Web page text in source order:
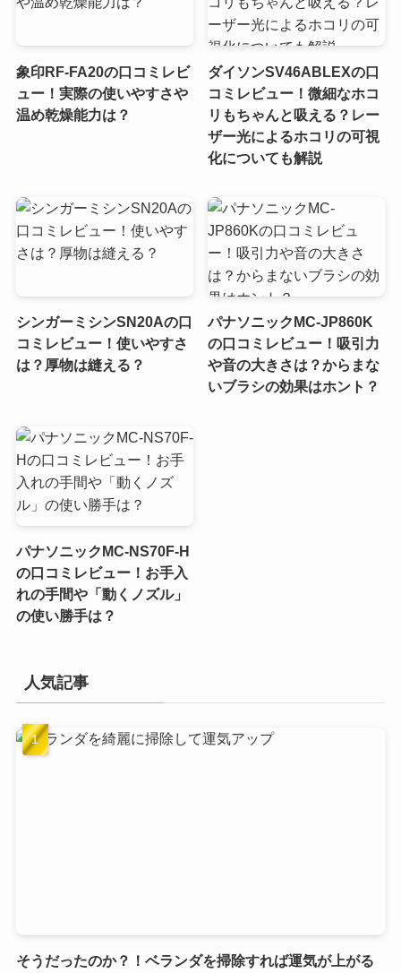
象印RF-FA20の口コミレビ
ュー！実際の使いやすさや
温め乾燥能力は？
ダイソンSV46ABLEXの口
コミレビュー！微細なホコ
リもちゃんと吸える？レー
ザー光によるホコリの可視
化についても解説
シンガーミシンSN20Aの口
コミレビュー！使いやすさ
は？厚物は縫える？
パナソニックMC-JP860K
の口コミレビュー！吸引力
や音の大きさは？からまな
いブラシの効果はホント？
パナソニックMC-NS70F-H
の口コミレビュー！お手入
れの手間や「動くノズル」
の使い勝手は？
人気記事
そうだったのか？！ベランダを掃除すれば運気が上がる